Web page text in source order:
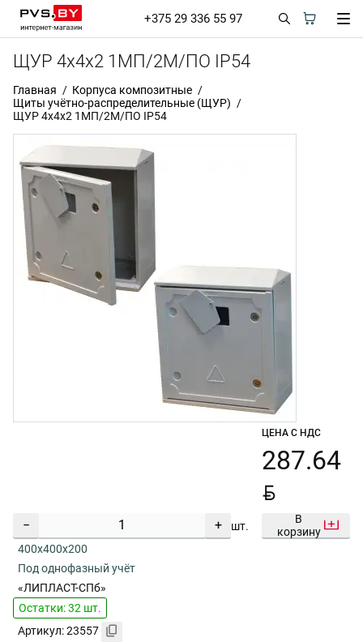
+375 29 336 55 97
ЩУР 4х4х2 1МП/2М/ПО IP54
Главная
Корпуса композитные
Щиты учётно-распределительные (ЩУР)
ЩУР 4х4х2 1МП/2М/ПО IP54
− + шт.
ЦЕНА С НДС
287.64
BYN
В
корзину
400x400x200
Под однофазный учёт
«ЛИПЛАСТ-СПб»
Остатки: 32 шт.
Артикул: 23557